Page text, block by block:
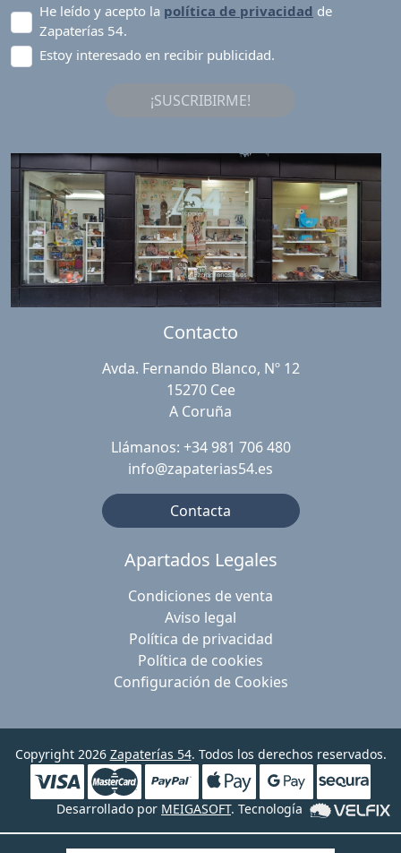
He leído y acepto la política de privacidad de
Zapaterías 54.
Estoy interesado en recibir publicidad.
¡SUSCRIBIRME!
Contacto
Avda. Fernando Blanco, Nº 12
15270 Cee
A Coruña
Llámanos: +34 981 706 480
info@zapaterias54.es
Contacta
Apartados Legales
Condiciones de venta
Aviso legal
Política de privacidad
Política de cookies
Configuración de Cookies
Copyright 2026 Zapaterías 54. Todos los derechos reservados.
Desarrollado por MEIGASOFT. Tecnología